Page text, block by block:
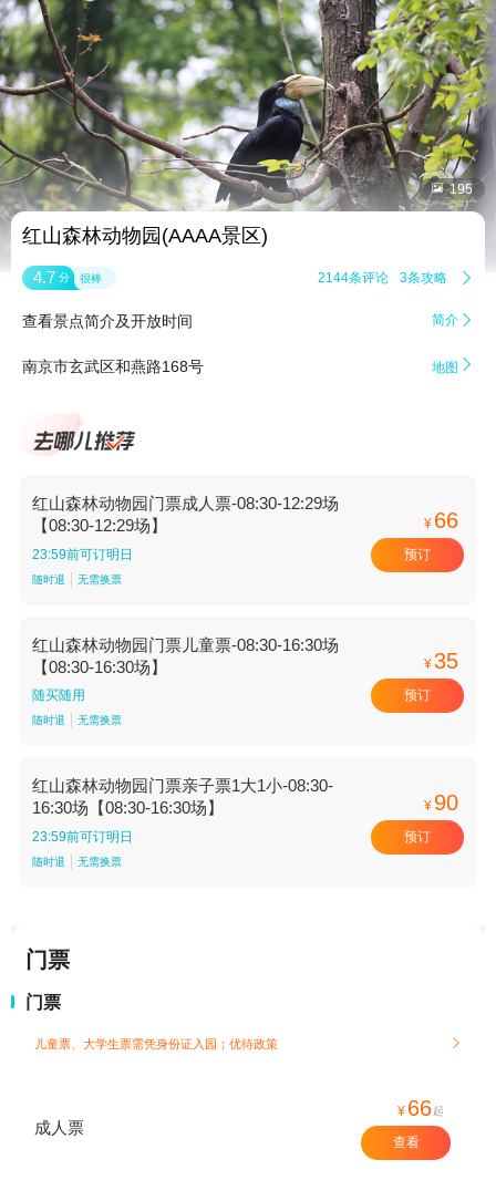
 195
红山森林动物园(AAAA景区)
4.7 分 很棒 2144条评论 3条攻略 
查看景点简介及开放时间 简介 
南京市玄武区和燕路168号 地图 
红山森林动物园门票成人票-08:30-12:29场
【08:30-12:29场】
23:59前可订明日
随时退 无需换票
¥ 66
预订
红山森林动物园门票儿童票-08:30-16:30场
【08:30-16:30场】
随买随用
随时退 无需换票
¥35
预订
红山森林动物园门票亲子票1大1小-08:30-
16:30场【08:30-16:30场】
23:59前可订明日
随时退 无需换票
¥ 90
预订
门票
门票
儿童票、大学生票需凭身份证入园； 优待政策 
成人票
¥ 66起
查看
